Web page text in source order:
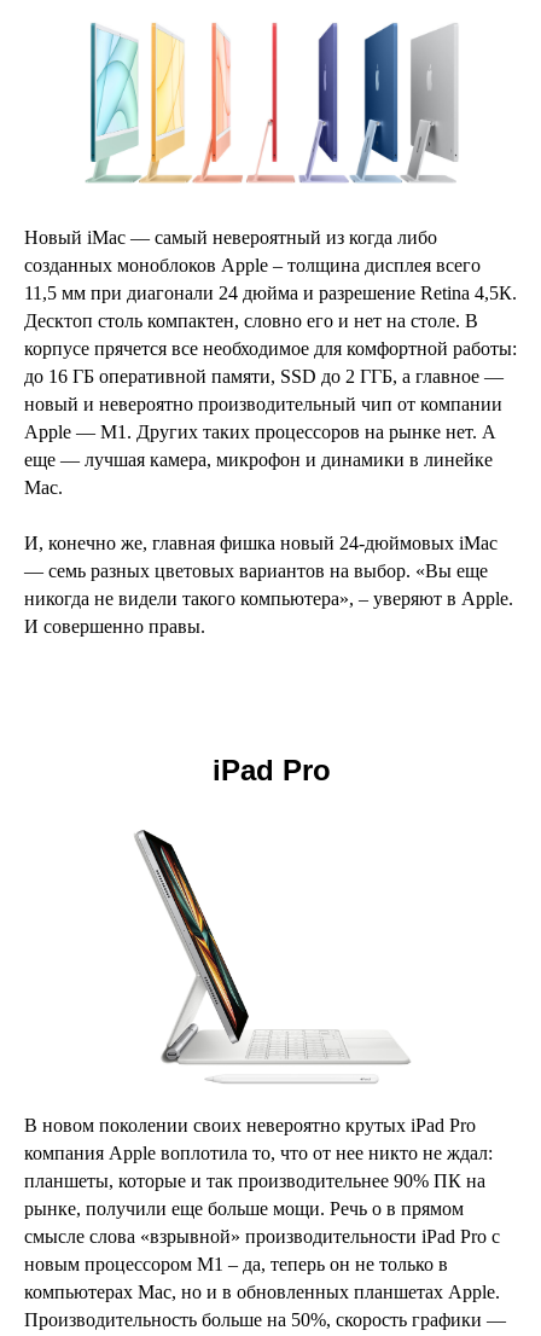
Новый iMac — самый невероятный из когда либо
созданных моноблоков Apple – толщина дисплея всего
11,5 мм при диагонали 24 дюйма и разрешение Retina 4,5К.
Десктоп столь компактен, словно его и нет на столе. В
корпусе прячется все необходимое для комфортной работы:
до 16 ГБ оперативной памяти, SSD до 2 ГГБ, а главное —
новый и невероятно производительный чип от компании
Apple — M1. Других таких процессоров на рынке нет. А
еще — лучшая камера, микрофон и динамики в линейке
Mac.
И, конечно же, главная фишка новый 24-дюймовых iMac
— семь разных цветовых вариантов на выбор. «Вы еще
никогда не видели такого компьютера», – уверяют в Apple.
И совершенно правы.
iPad Pro
В новом поколении своих невероятно крутых iPad Pro
компания Apple воплотила то, что от нее никто не ждал:
планшеты, которые и так производительнее 90% ПК на
рынке, получили еще больше мощи. Речь о в прямом
смысле слова «взрывной» производительности iPad Pro с
новым процессором M1 – да, теперь он не только в
компьютерах Mac, но и в обновленных планшетах Apple.
Производительность больше на 50%, скорость графики —